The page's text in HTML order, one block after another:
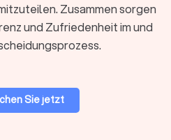
Varianten übersichtlich
entscheiden können, was
Sie unsere Filterfunktion, um
Zusammen sorgen
und Zufriedenheit im und
Sie jetzt